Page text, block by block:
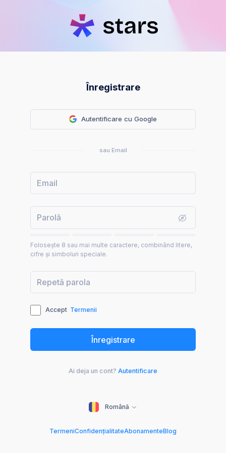
Înregistrare
Autentificare cu Google
sau Email
Folosește 8 sau mai multe caractere, combinând litere,
cifre și simboluri speciale.
Accept Termenii
Ai deja un cont? Autentificare
Română
TermeniConfidențialitateAbonamenteBlog